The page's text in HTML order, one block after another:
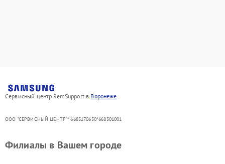
Сервисный центр RemSupport в Воронеже
ООО "СЕРВИСНЫЙ ЦЕНТР"* 6685170650*668501001
Филиалы в Вашем городе